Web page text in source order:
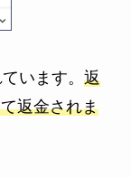
います。 返
返金されま